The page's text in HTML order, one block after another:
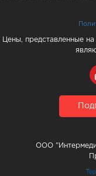
Цены, представленные
ООО